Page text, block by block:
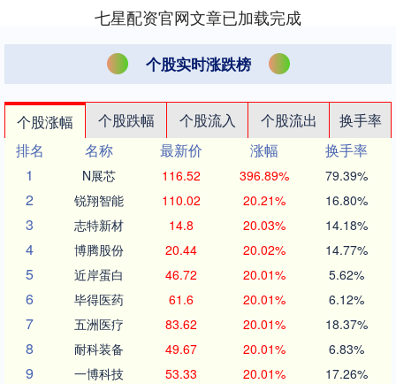
七星配资官网文章已加载完成
个股实时涨跌榜
个股涨幅 个股跌幅 个股流入 个股流出
换手率
排名
名称 最新价 涨幅
换手率
1
N展芯 116.52 396.89% 79.39%
2 锐翔智能 110.02 20.21% 16.80%
3 志特新材 14.8 20.03% 14.18%
4 博腾股份 20.44 20.02% 14.77%
5 近岸蛋白 46.72 20.01% 5.62%
6 毕得医药 61.6 20.01% 6.12%
7 五洲医疗 83.62 20.01% 18.37%
8 耐科装备 49.67 20.01% 6.83%
9 一博科技 53.33 20.01% 17.26%